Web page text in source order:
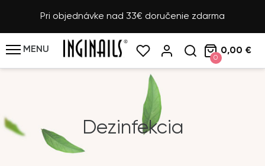
Pri objednávke nad 33€ doručenie zdarma
MENU
0
0,00 €
Dezinfekcia